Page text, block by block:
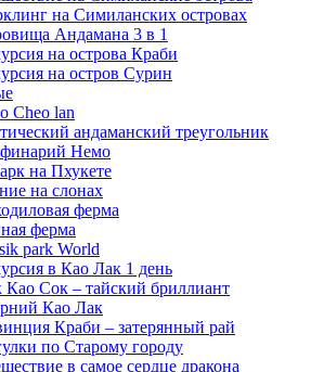
на Симиланских островах
Андамана 3 в 1
на острова Краби
на остров Сурин
Cheo lan
андаманский треугольник
Немо
на Пхукете
на слонах
ферма
ферма
park World
в Као Лак 1 день
Као Сок – тайский бриллиант
Као Лак
Краби – затерянный рай
по Старому городу
в самое сердце дракона